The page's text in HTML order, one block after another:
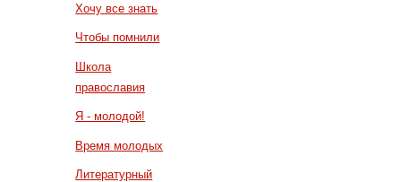
Хочу все знать
Чтобы помнили
Школа
православия
Я - молодой!
Время молодых
Литературный